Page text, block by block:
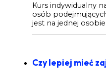
Kurs indywidualny
osób
jest na jednej
Czy lepiej mieć